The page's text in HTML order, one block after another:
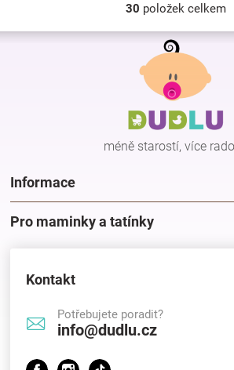
O
v
l
d
a
c
í
p
r
30 položek celkem
Z
méně starostí, více
Informace
Pro maminky a tatínky
Kontakt
Potřebujete poradit?
info@dudlu.cz